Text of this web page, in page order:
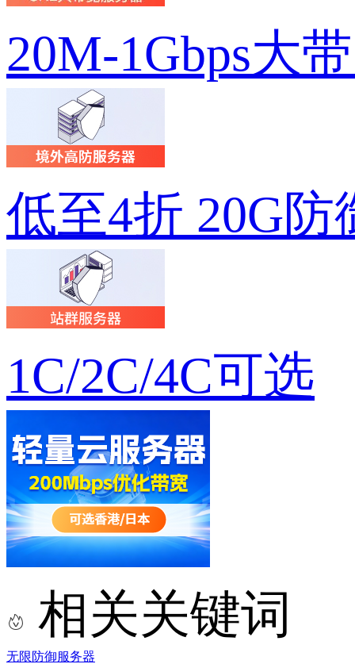
20M-1Gbps大
低至4折 20G防
1C/2C/4C可选
相关关键词
无限防御服务器